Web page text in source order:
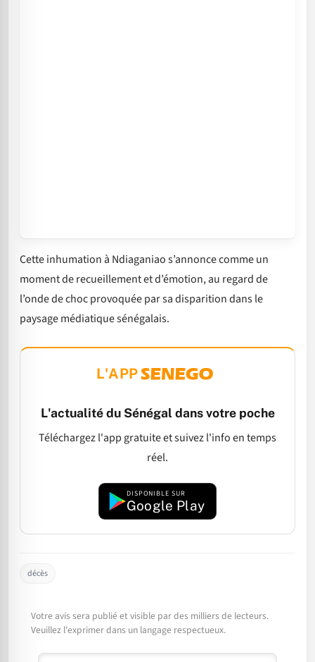
Cette inhumation à Ndiaganiao s’annonce comme un
moment de recueillement et d’émotion, au regard de
l’onde de choc provoquée par sa disparition dans le
paysage médiatique sénégalais.
L'APP
L'actualité du Sénégal dans votre poche
Téléchargez l'app gratuite et suivez l'info en temps
réel.
DISPONIBLE SUR
Google Play
décès
Votre avis sera publié et visible par des milliers de lecteurs.
Veuillez l'exprimer dans un langage respectueux.